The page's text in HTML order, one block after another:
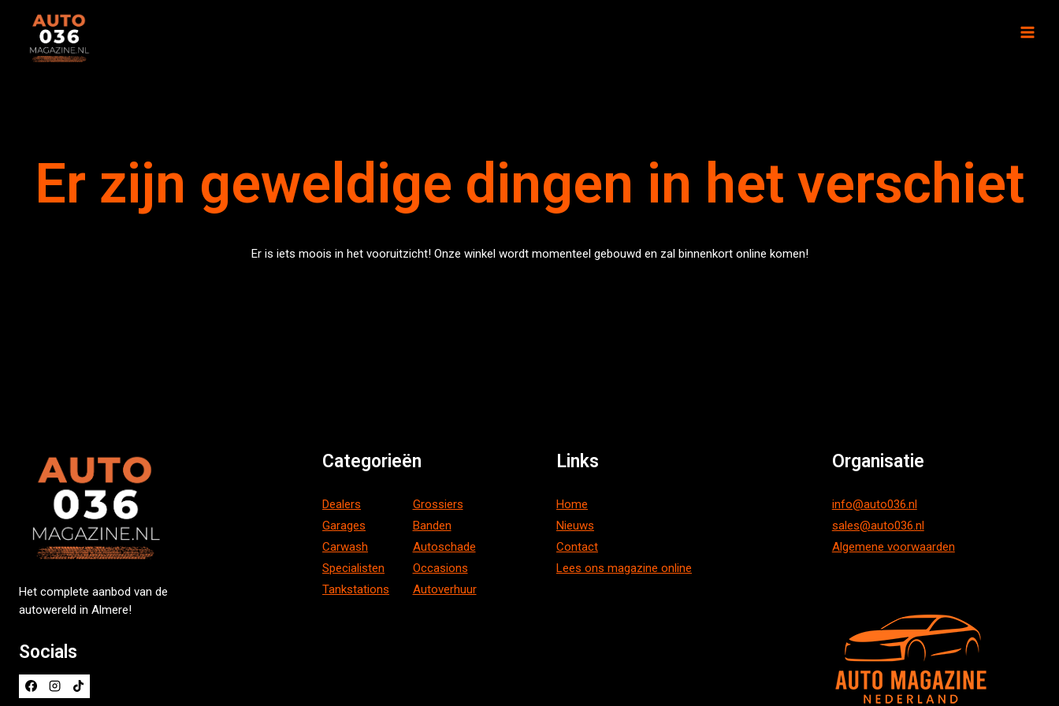
content
Er zijn geweldige dingen in het verschiet
Er is iets moois in het vooruitzicht! Onze winkel wordt momenteel gebouwd en zal binnenkort online komen!
Het complete aanbod van de
autowereld in Almere!
Socials
Categorieën
Dealers
Garages
Carwash
Specialisten
Tankstations
Grossiers
Banden
Autoschade
Occasions
Autoverhuur
Links
Home
Nieuws
Contact
Lees ons magazine online
Organisatie
info@auto036.nl
sales@auto036.nl
Algemene voorwaarden